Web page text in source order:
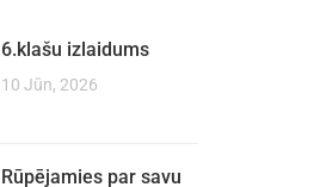
6.klašu izlaidums
10 Jūn, 2026
Rūpējamies par savu